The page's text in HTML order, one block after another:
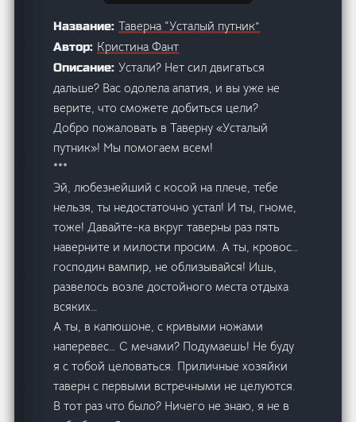
Название:Таверна “Усталый путник”
Автор: Кристина Фант
Описание:Устали? Нет сил двигаться
дальше? Вас одолела апатия, и вы уже не
верите, что сможете добиться цели?
Добро пожаловать в Таверну «Усталый
путник»! Мы помогаем всем!
***
Эй, любезнейший с косой на плече, тебе
нельзя, ты недостаточно устал! И ты, гноме,
тоже! Давайте-ка вкруг таверны раз пять
наверните и милости просим. А ты, кровос…
господин вампир, не облизывайся! Ишь,
развелось возле достойного места отдыха
всяких…
А ты, в капюшоне, с кривыми ножами
наперевес… С мечами? Подумаешь! Не буду
я с тобой целоваться. Приличные хозяйки
таверн с первыми встречными не целуются.
В тот раз что было? Ничего не знаю, я не в